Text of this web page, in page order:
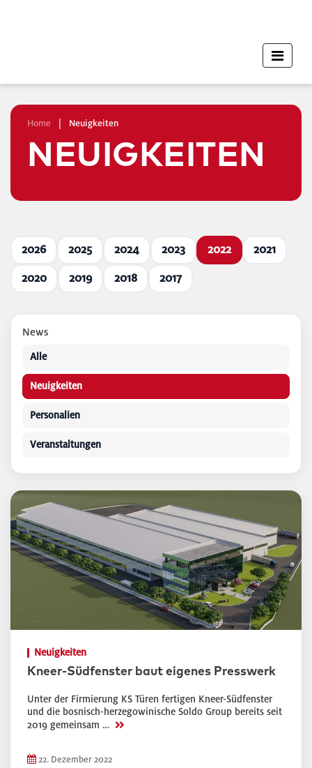
Home Neuigkeiten
NEUIGKEITEN
2026 2025 2024 2023 2022 2021
2020 2019 2018 2017
Neuigkeiten
Kneer-Südfenster baut eigenes Presswerk
Unter der Firmierung KS Türen fertigen Kneer-Südfenster
und die bosnisch-herzegowinische Soldo Group bereits seit
2019 gemeinsam … >>
22. Dezember 2022
News
Alle
Neuigkeiten
Personalien
Veranstaltungen